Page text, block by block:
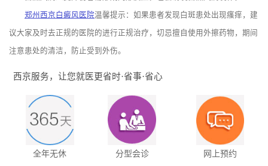
郑州西京白癜风医院温馨提示：如果患者发现白斑患处出现瘙痒，建
议大家及时去正规的医院的进行正规治疗，切忌擅自使用外擦药物，期间
注意患处的清洁，防止受到外伤。
西京服务，让您就医更省时·省事·省心
全年无休 分型会诊 网上预约